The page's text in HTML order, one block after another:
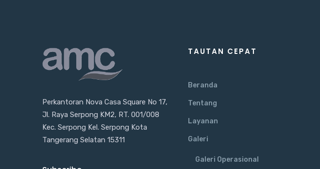
Perkantoran Nova Casa Square No 17,
Jl. Raya Serpong KM2, RT. 001/008
Kec. Serpong Kel. Serpong Kota
Tangerang Selatan 15311
TAUTAN CEPAT
Beranda
Tentang
Layanan
Galeri
Galeri Operasional